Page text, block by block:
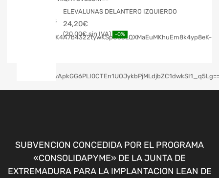
ELEVALUNAS DELANTERO IZQUIERDO
24,20€
20,00€ -0%
SUBVENCION CONCEDIDA POR EL PROGRAMA
«CONSOLIDAPYME» DE LA JUNTA DE
EXTREMADURA PARA LA IMPLANTACION LEAN DE